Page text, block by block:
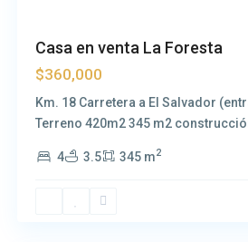
Casa en venta La Foresta
$360,000
Km. 18 Carretera a El Salvador
Terreno 420m2 345 m2
4 3.5 345 m2
Carretera